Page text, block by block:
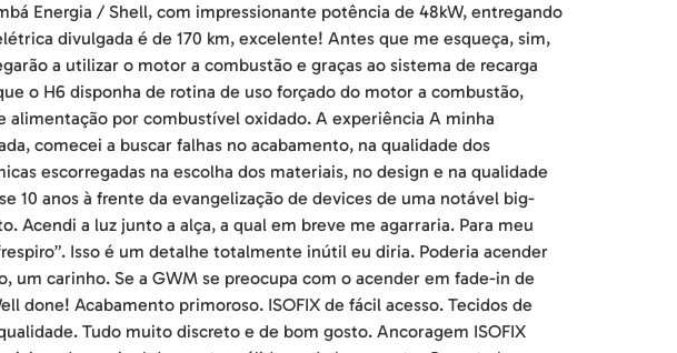
Energia / Shell, com impressionante potência de 48kW, entregando
divulgada é de 170 km, excelente! Antes que me esqueça, sim,
a utilizar o motor a combustão e graças ao sistema de recarga
o H6 disponha de rotina de uso forçado do motor a combustão,
alimentação por combustível oxidado. A experiência A minha
comecei a buscar falhas no acabamento, na qualidade dos
escorregadas na escolha dos materiais, no design e na qualidade
10 anos à frente da evangelização de devices de uma notável big-
a luz junto a alça, a qual em breve me agarraria. Para meu
Isso é um detalhe totalmente inútil eu diria. Poderia acender
um carinho. Se a GWM se preocupa com o acender em fade-in de
done! Acabamento primoroso. ISOFIX de fácil acesso. Tecidos de
Tudo muito discreto e de bom gosto. Ancoragem ISOFIX